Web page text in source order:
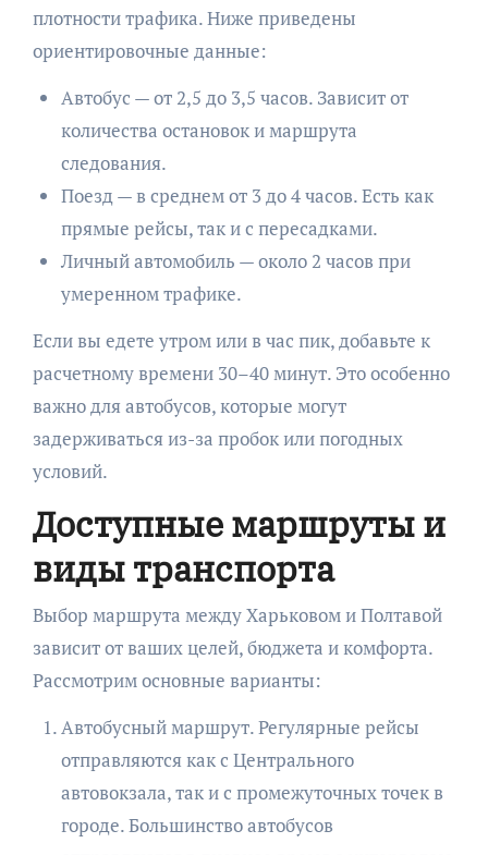
плотности трафика. Ниже приведены
ориентировочные данные:
Автобус — от 2,5 до 3,5 часов. Зависит от
количества остановок и маршрута
следования.
Поезд — в среднем от 3 до 4 часов. Есть как
прямые рейсы, так и с пересадками.
Личный автомобиль — около 2 часов при
умеренном трафике.
Если вы едете утром или в час пик, добавьте к
расчетному времени 30–40 минут. Это особенно
важно для автобусов, которые могут
задерживаться из-за пробок или погодных
условий.
Доступные маршруты и
виды транспорта
Выбор маршрута между Харьковом и Полтавой
зависит от ваших целей, бюджета и комфорта.
Рассмотрим основные варианты:
Автобусный маршрут. Регулярные рейсы
отправляются как с Центрального
автовокзала, так и с промежуточных точек в
городе. Большинство автобусов